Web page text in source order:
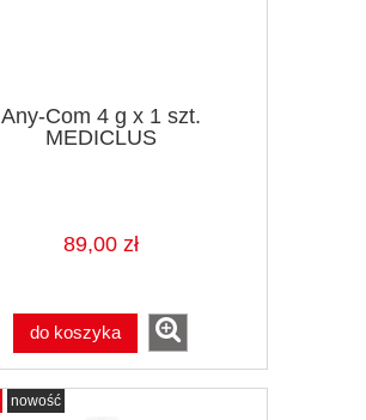
Any-Com 4 g x 1 szt.
MEDICLUS
89,00 zł
do koszyka
nowość